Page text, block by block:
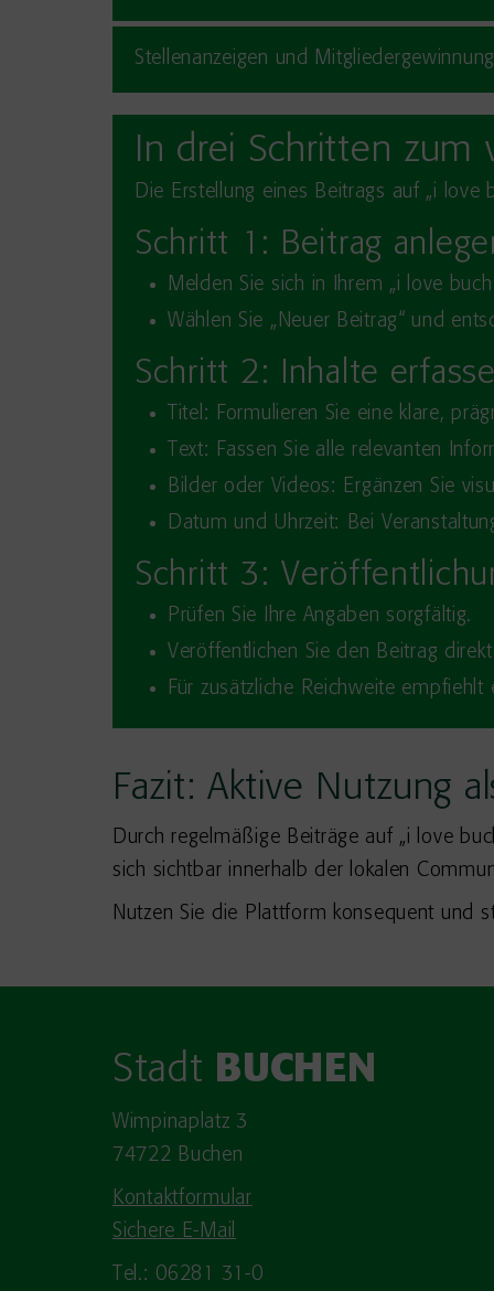
Stellenanzeigen und Mitgliedergewinnung
In drei Schritten zum
Die Erstellung eines Beitrags auf „i
Schritt 1: Beitrag
Melden Sie sich in Ihrem „i love
Wählen Sie „Neuer Beitrag“ und
Schritt 2: Inhalte
Titel: Formulieren Sie eine klare,
Text: Fassen Sie alle relevanten
Bilder oder Videos: Ergänzen Sie
Datum und Uhrzeit: Bei
Schritt 3:
Prüfen Sie Ihre Angaben sorgfältig.
Veröffentlichen Sie den Beitrag
Für zusätzliche Reichweite
Fazit: Aktive Nutzung
Durch regelmäßige Beiträge auf „i love
sich sichtbar innerhalb der lokalen
Nutzen Sie die Plattform konsequent und
Stadt BUCHEN
Wimpinaplatz 3
74722 Buchen
Kontaktformular
Sichere E-Mail
Tel.: 06281 31-0